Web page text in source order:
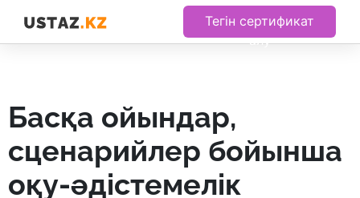
Тегін сертификат
алу
басқа ойындар,
сценарийлер бойынша
оқу-әдістемелік